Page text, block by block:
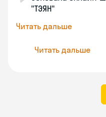
"ТЭЯН"
Читать дальше
Читать дальше